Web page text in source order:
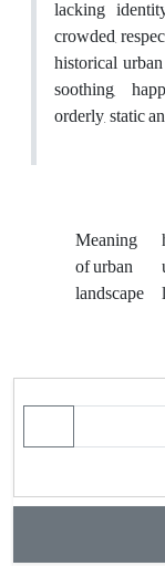
lacking
crowded,
historical
soothing,
orderly, static
Meaning
of urban
landscape